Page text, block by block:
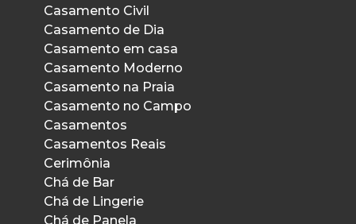
Casamento Civil
Casamento de Dia
Casamento em casa
Casamento Moderno
Casamento na Praia
Casamento no Campo
Casamentos
Casamentos Reais
Cerimônia
Chá de Bar
Chá de Lingerie
Chá de Panela